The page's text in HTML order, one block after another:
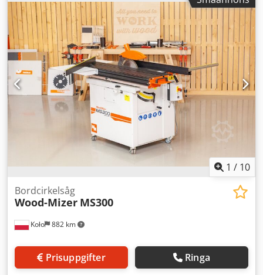
exklusive moms. Moms/marginalbeskattning: Moms kan
dras av för företag. Leverans och inbyte är möjligt när som
helst för alla produkter inom industrin. Yorick Diebels
1 / 10
Koło 882 km
Bordcirkelsåg
Wood-Mizer MS300
Prisuppgifter Ringa